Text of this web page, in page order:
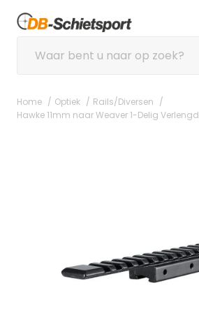
Home Optiek
Rails/Diversen
Hawke 11mm naar Weaver 1-Delig Verlengd